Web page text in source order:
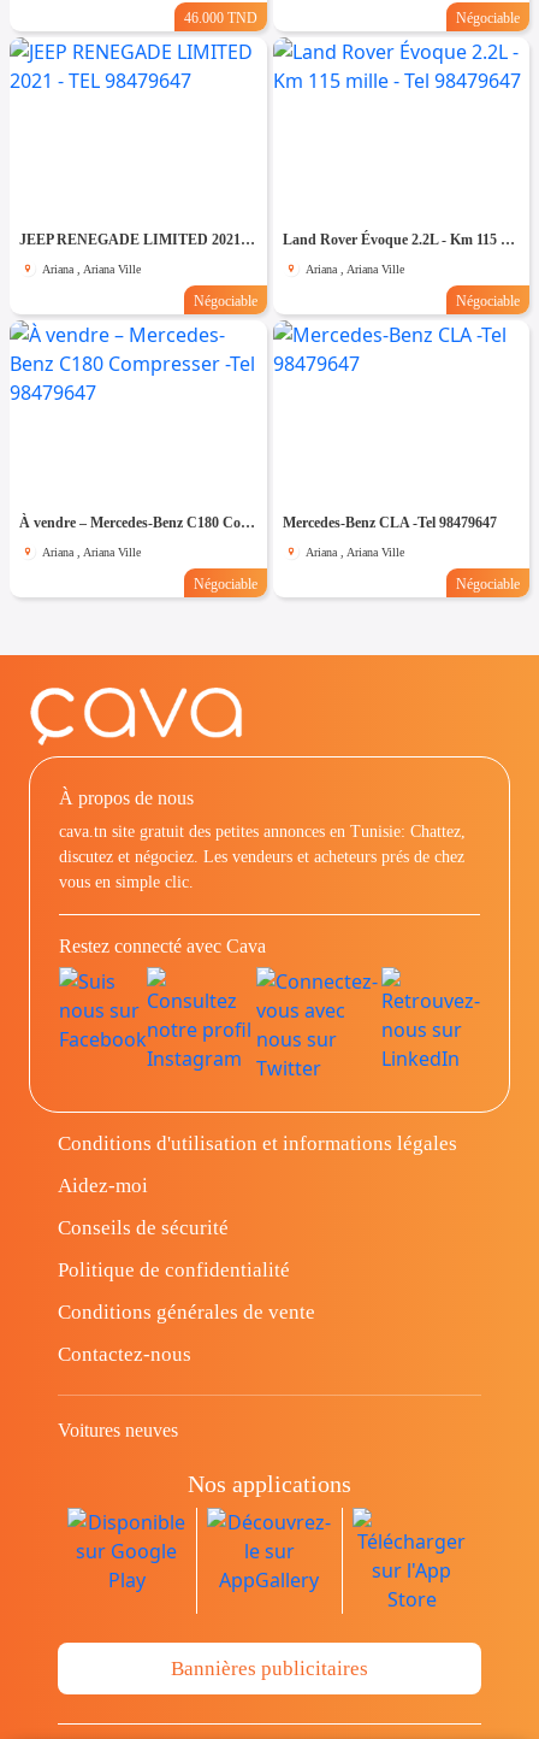
46.000 TND Négociable
JEEP RENEGADE LIMITED 2021 - TEL 98479647
Ariana , Ariana Ville
Négociable
Land Rover Évoque 2.2L - Km 115 mille - Tel 98479647
Ariana , Ariana Ville
Négociable
À vendre – Mercedes-Benz C180 Compresser -Tel 98479647
Ariana , Ariana Ville
Négociable
Mercedes-Benz CLA -Tel 98479647
Ariana , Ariana Ville
Négociable
À propos de nous
cava.tn site gratuit des petites annonces en Tunisie: Chattez,
discutez et négociez. Les vendeurs et acheteurs prés de chez
vous en simple clic.
Restez connecté avec Cava
Conditions d'utilisation et informations légales
Aidez-moi
Conseils de sécurité
Politique de confidentialité
Conditions générales de vente
Contactez-nous
Voitures neuves
Nos applications
Bannières publicitaires